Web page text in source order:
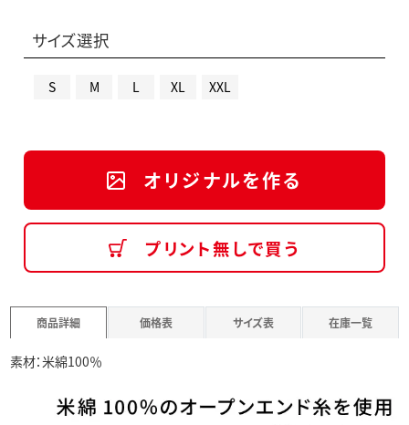
サイズ選択
S M L XL XXL
オリジナルを作る
プリント無しで買う
商品詳細 価格表 サイズ表 在庫一覧
素材：米綿100％